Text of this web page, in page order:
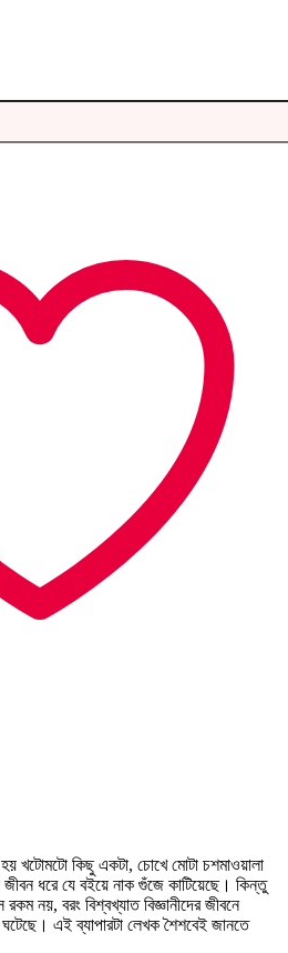
হয় খটোমটো কিছু একটা, চোখে মোটা চশমাওয়ালা
জীবন ধরে যে বইয়ে নাক গুঁজে কাটিয়েছে। কিন্তু
নয়, বরং বিশ্বখ্যাত বিজ্ঞানীদের জীবনে
এই ব্যাপারটা লেখক শৈশবেই জানতে